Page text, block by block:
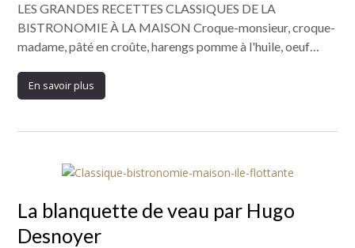
LES GRANDES RECETTES CLASSIQUES DE LA
BISTRONOMIE À LA MAISON Croque-monsieur, croque-
madame, pâté en croûte, harengs pomme à l'huile, oeuf…
En savoir plus
La blanquette de veau par Hugo
Desnoyer